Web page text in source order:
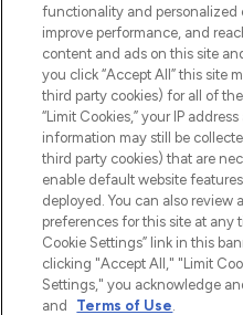
functionality and personalized
improve performance, and
content and ads on this site
you click “Accept All” this site
third party cookies) for all of
“Limit Cookies,” your IP
information may still be
third party cookies) that are
enable default website
deployed. You can also review
preferences for this site at any
Cookie Settings” link in this
clicking "Accept All," "Limit
Settings," you acknowledge
and
Terms of Use.